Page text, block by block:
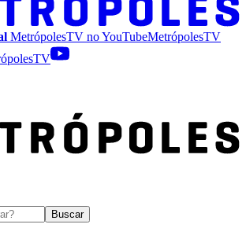
MetrópolesTV noYouTubeMetrópolesTV
Buscar